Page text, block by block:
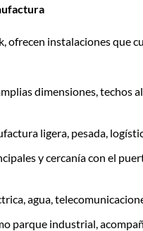
ofrecen instalaciones que
dimensiones, techos
ligera, pesada,
y cercanía con el
agua,
parque industrial,